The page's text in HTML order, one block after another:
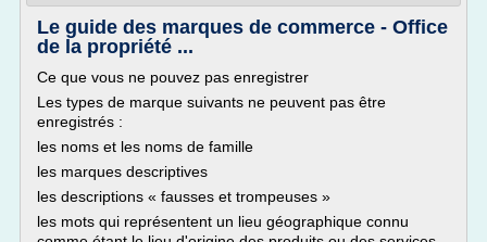
Le guide des marques de commerce - Office
de la propriété ...
Ce que vous ne pouvez pas enregistrer
Les types de marque suivants ne peuvent pas être
enregistrés :
les noms et les noms de famille
les marques descriptives
les descriptions « fausses et trompeuses »
les mots qui représentent un lieu géographique connu